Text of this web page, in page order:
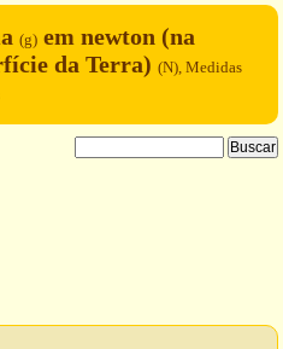
(g) em newton (na
da Terra) (N), Medidas